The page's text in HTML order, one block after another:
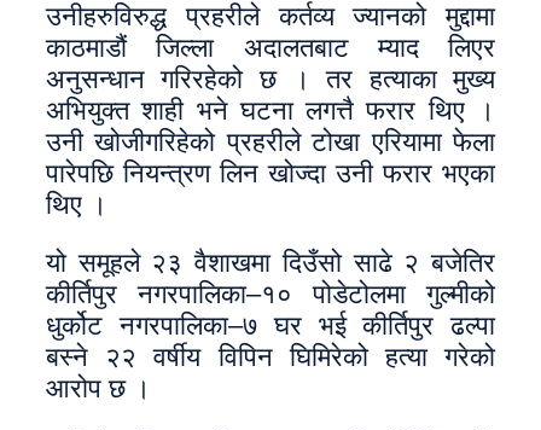
उनीहरुविरुद्ध प्रहरीले कर्तव्य ज्यानको मुद्दामा
काठमाडौं जिल्ला अदालतबाट म्याद लिएर
अनुसन्धान गरिरहेको छ । तर हत्याका मुख्य
अभियुक्त शाही भने घटना लगत्तै फरार थिए ।
उनी खोजीगरिहेको प्रहरीले टोखा एरियामा फेला
पारेपछि नियन्त्रण लिन खोज्दा उनी फरार भएका
थिए ।
यो समूहले २३ वैशाखमा दिउँसो साढे २ बजेतिर
कीर्तिपुर नगरपालिका–१० पोडेटोलमा गुल्मीको
धुर्कोट नगरपालिका–७ घर भई कीर्तिपुर ढल्पा
बस्ने २२ वर्षीय विपिन घिमिरेको हत्या गरेको
आरोप छ ।